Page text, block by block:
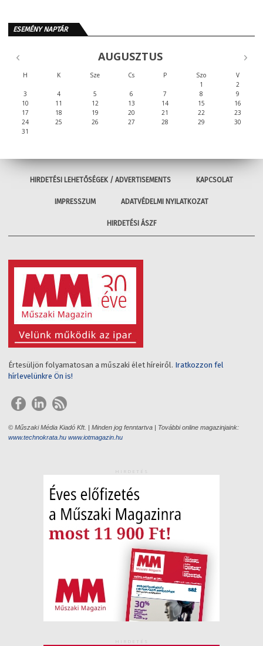
ESEMÉNY NAPTÁR
AUGUSZTUS
H K Sze Cs P Szo
V
1
2
3
4 5 6 7 8
9
10
11 12 13 14 15
16
17
18 19 20 21 22
23
24
25 26 27 28 29
30
31
HIRDETÉSI LEHETŐSÉGEK / ADVERTISEMENTS KAPCSOLAT
IMPRESSZUM ADATVÉDELMI NYILATKOZAT
HIRDETÉSI ÁSZF
Értesüljön folyamatosan a műszaki élet híreiről. Iratkozzon fel
hírlevelünkre Ön is!
© Műszaki Média Kiadó Kft. | Minden jog fenntartva | További online magazinjaink:
www.technokrata.hu www.iotmagazin.hu
HIRDETÉS
HIRDETÉS